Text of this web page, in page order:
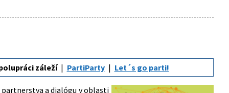
záleží PartiParty Let´s go parti!
a dialógu v oblasti